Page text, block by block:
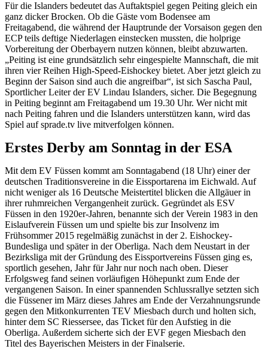
Für die Islanders bedeutet das Auftaktspiel gegen Peiting gleich ein
ganz dicker Brocken. Ob die Gäste vom Bodensee am
Freitagabend, die während der Hauptrunde der Vorsaison gegen den
ECP teils deftige Niederlagen einstecken mussten, die holprige
Vorbereitung der Oberbayern nutzen können, bleibt abzuwarten.
„Peiting ist eine grundsätzlich sehr eingespielte Mannschaft, die mit
ihren vier Reihen High-Speed-Eishockey bietet. Aber jetzt gleich zu
Beginn der Saison sind auch die angreifbar“, ist sich Sascha Paul,
Sportlicher Leiter der EV Lindau Islanders, sicher. Die Begegnung
in Peiting beginnt am Freitagabend um 19.30 Uhr. Wer nicht mit
nach Peiting fahren und die Islanders unterstützen kann, wird das
Spiel auf sprade.tv live mitverfolgen können.
Erstes Derby am Sonntag in der ESA
Mit dem EV Füssen kommt am Sonntagabend (18 Uhr) einer der
deutschen Traditionsvereine in die Eissportarena im Eichwald. Auf
nicht weniger als 16 Deutsche Meistertitel blicken die Allgäuer in
ihrer ruhmreichen Vergangenheit zurück. Gegründet als ESV
Füssen in den 1920er-Jahren, benannte sich der Verein 1983 in den
Eislaufverein Füssen um und spielte bis zur Insolvenz im
Frühsommer 2015 regelmäßig zunächst in der 2. Eishockey-
Bundesliga und später in der Oberliga. Nach dem Neustart in der
Bezirksliga mit der Gründung des Eissportvereins Füssen ging es,
sportlich gesehen, Jahr für Jahr nur noch nach oben. Dieser
Erfolgsweg fand seinen vorläufigen Höhepunkt zum Ende der
vergangenen Saison. In einer spannenden Schlussrallye setzten sich
die Füssener im März dieses Jahres am Ende der Verzahnungsrunde
gegen den Mitkonkurrenten TEV Miesbach durch und holten sich,
hinter dem SC Riessersee, das Ticket für den Aufstieg in die
Oberliga. Außerdem sicherte sich der EVF gegen Miesbach den
Titel des Bayerischen Meisters in der Finalserie.